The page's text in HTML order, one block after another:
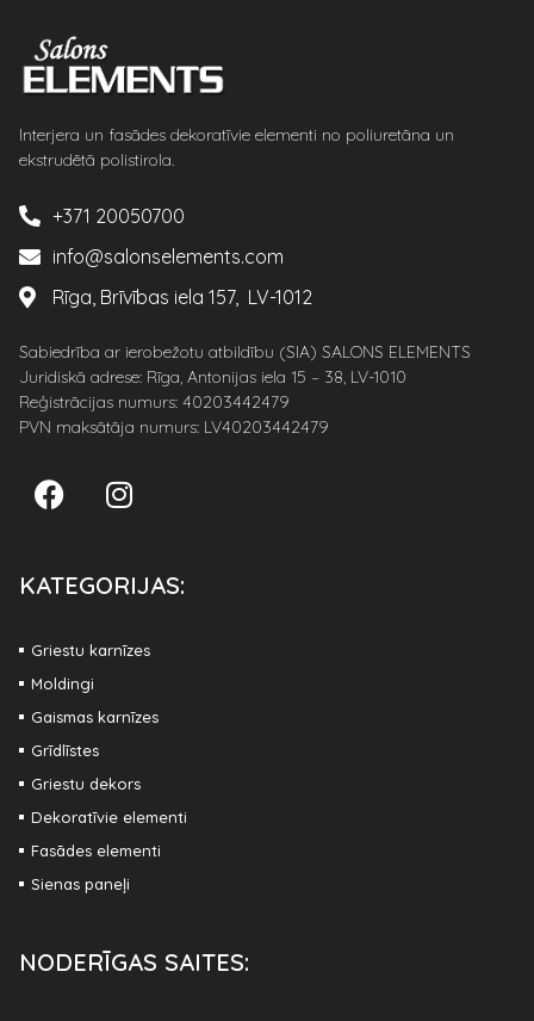
Interjera un fasādes dekoratīvie elementi no poliuretāna un
ekstrudētā polistirola.
+371 20050700
info@salonselements.com
Rīga, Brīvības iela 157, LV-1012
Sabiedrība ar ierobežotu atbildību (SIA) SALONS ELEMENTS
Juridiskā adrese: Rīga, Antonijas iela 15 – 38, LV-1010
Reģistrācijas numurs: 40203442479
PVN maksātāja numurs: LV40203442479
KATEGORIJAS:
Griestu karnīzes
Moldingi
Gaismas karnīzes
Grīdlīstes
Griestu dekors
Dekoratīvie elementi
Fasādes elementi
Sienas paneļi
NODERĪGAS SAITES: